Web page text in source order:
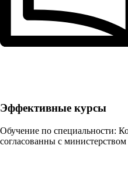
Эффективные курсы
Обучение по специальности:
согласованны с министерством